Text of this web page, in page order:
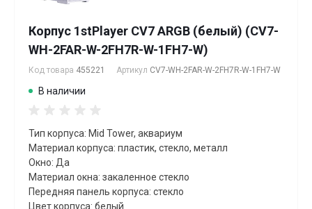
Корпус 1stPlayer CV7 ARGB (белый) (CV7-
WH-2FAR-W-2FH7R-W-1FH7-W)
Код товара 455221 Артикул CV7-WH-2FAR-W-2FH7R-W-1FH7-W
В наличии
Тип корпуса: Mid Tower, аквариум
Материал корпуса: пластик, стекло, металл
Окно: Да
Материал окна: закаленное стекло
Передняя панель корпуса: стекло
Цвет корпуса: белый